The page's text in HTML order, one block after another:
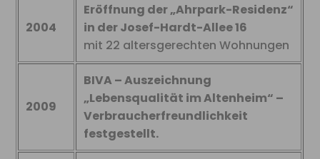
2004
Eröffnung der „Ahrpark-Residenz“
in der Josef-Hardt-Allee 16
mit 22 altersgerechten Wohnungen
2009
BIVA – Auszeichnung
„Lebensqualität im Altenheim“ –
Verbraucherfreundlichkeit
festgestellt.